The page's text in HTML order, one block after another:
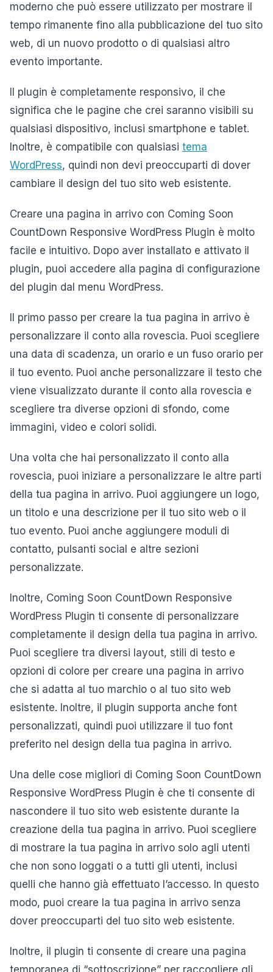
moderno che può essere utilizzato per mostrare il
tempo rimanente fino alla pubblicazione del tuo sito
web, di un nuovo prodotto o di qualsiasi altro
evento importante.
Il plugin è completamente responsivo, il che
significa che le pagine che crei saranno visibili su
qualsiasi dispositivo, inclusi smartphone e tablet.
Inoltre, è compatibile con qualsiasi tema
WordPress, quindi non devi preoccuparti di dover
cambiare il design del tuo sito web esistente.
Creare una pagina in arrivo con Coming Soon
CountDown Responsive WordPress Plugin è molto
facile e intuitivo. Dopo aver installato e attivato il
plugin, puoi accedere alla pagina di configurazione
del plugin dal menu WordPress.
Il primo passo per creare la tua pagina in arrivo è
personalizzare il conto alla rovescia. Puoi scegliere
una data di scadenza, un orario e un fuso orario per
il tuo evento. Puoi anche personalizzare il testo che
viene visualizzato durante il conto alla rovescia e
scegliere tra diverse opzioni di sfondo, come
immagini, video e colori solidi.
Una volta che hai personalizzato il conto alla
rovescia, puoi iniziare a personalizzare le altre parti
della tua pagina in arrivo. Puoi aggiungere un logo,
un titolo e una descrizione per il tuo sito web o il
tuo evento. Puoi anche aggiungere moduli di
contatto, pulsanti social e altre sezioni
personalizzate.
Inoltre, Coming Soon CountDown Responsive
WordPress Plugin ti consente di personalizzare
completamente il design della tua pagina in arrivo.
Puoi scegliere tra diversi layout, stili di testo e
opzioni di colore per creare una pagina in arrivo
che si adatta al tuo marchio o al tuo sito web
esistente. Inoltre, il plugin supporta anche font
personalizzati, quindi puoi utilizzare il tuo font
preferito nel design della tua pagina in arrivo.
Una delle cose migliori di Coming Soon CountDown
Responsive WordPress Plugin è che ti consente di
nascondere il tuo sito web esistente durante la
creazione della tua pagina in arrivo. Puoi scegliere
di mostrare la tua pagina in arrivo solo agli utenti
che non sono loggati o a tutti gli utenti, inclusi
quelli che hanno già effettuato l’accesso. In questo
modo, puoi creare la tua pagina in arrivo senza
dover preoccuparti del tuo sito web esistente.
Inoltre, il plugin ti consente di creare una pagina